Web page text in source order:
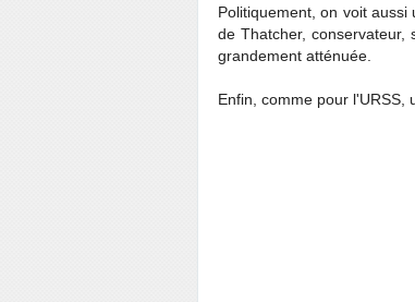
Politiquement, on voit
de Thatcher,
grandement atténuée.
Enfin, comme pour l'URSS,